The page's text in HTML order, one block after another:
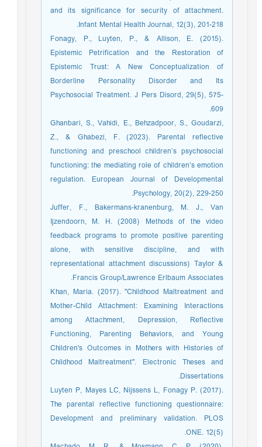
and its significance for security of attachment.
Infant Mental Health Journal, 12(3), 201-218.
Fonagy, P., Luyten, P., & Allison, E. (2015).
Epistemic Petrification and the Restoration of
Epistemic Trust: A New Conceptualization of
Borderline Personality Disorder and Its
Psychosocial Treatment. J Pers Disord, 29(5), 575-
609.
Ghanbari, S., Vahidi, E., Behzadpoor, S., Goudarzi,
Z., & Ghabezi, F. (2023). Parental reflective
functioning and preschool children’s psychosocial
functioning: the mediating role of children’s emotion
regulation. European Journal of Developmental
Psychology, 20(2), 229-250.
Juffer, F., Bakermans-kranenburg, M. J., Van
Ijzendoorn, M. H. (2008) Methods of the video
feedback programs to promote positive parenting
alone, with sensitive discipline, and with
representational attachment discussions) Taylor &
Francis Group/Lawrence Erlbaum Associates.
Khan, Maria. (2017). "Childhood Maltreatment and
Mother-Child Attachment: Examining Interactions
among Attachment, Depression, Reflective
Functioning, Parenting Behaviors, and Young
Children's Outcomes in Mothers with Histories of
Childhood Maltreatment". Electronic Theses and
Dissertations.
Luyten P, Mayes LC, Nijssens L, Fonagy P. (2017).
The parental reflective functioning questionnaire:
Development and preliminary validation. PLOS
ONE. 12(5).